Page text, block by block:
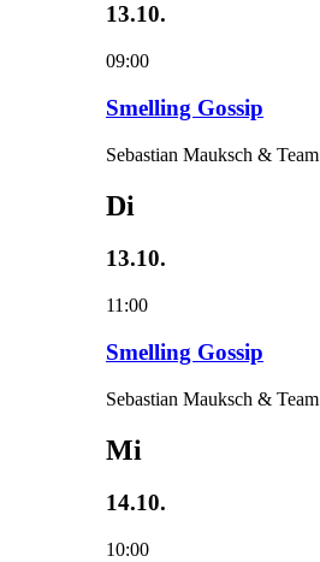
13.10.
09:00
Smelling Gossip
Sebastian Mauksch & Team
Di
13.10.
11:00
Smelling Gossip
Sebastian Mauksch & Team
Mi
14.10.
10:00